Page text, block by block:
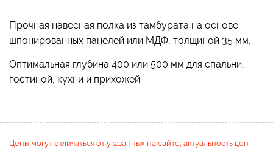
Прочная навесная полка из тамбурата на основе
шпонированных панелей или МДФ, толщиной 35 мм.
Оптимальная глубина 400 или 500 мм для спальни,
гостиной, кухни и прихожей
Цены могут отличаться от указанных на сайте, актуальность цен